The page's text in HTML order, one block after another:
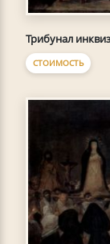
Трибунал
СТОИМОСТЬ